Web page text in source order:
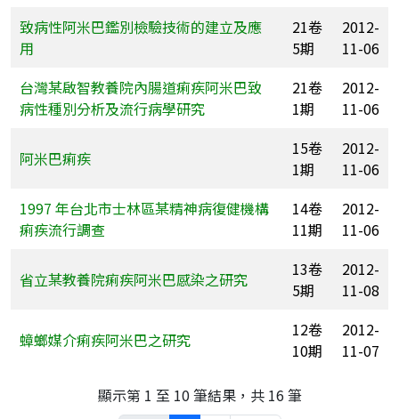
致病性阿米巴鑑別檢驗技術的建立及應
用
21卷
5期
2012-
11-06
台灣某啟智教養院內腸道痢疾阿米巴致
病性種別分析及流行病學研究
21卷
1期
2012-
11-06
阿米巴痢疾
15卷
1期
2012-
11-06
1997 年台北市士林區某精神病復健機構
痢疾流行調查
14卷
11期
2012-
11-06
省立某教養院痢疾阿米巴感染之研究
13卷
5期
2012-
11-08
蟑螂媒介痢疾阿米巴之研究
12卷
10期
2012-
11-07
顯示第 1 至 10 筆結果，共 16 筆